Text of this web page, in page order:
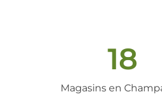
18
Magasins en